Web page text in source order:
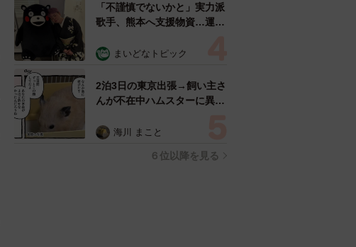
「不謹慎でないかと」実力派
歌手、熊本へ支援物資…運搬
めらい 「痛いほど伝わる」
まいどなトピック
2泊3日の東京出張→飼い主さ
んが不在中ハムスターに異
「急に老けた？」【漫画】
海川 まこと
６位以降を見る